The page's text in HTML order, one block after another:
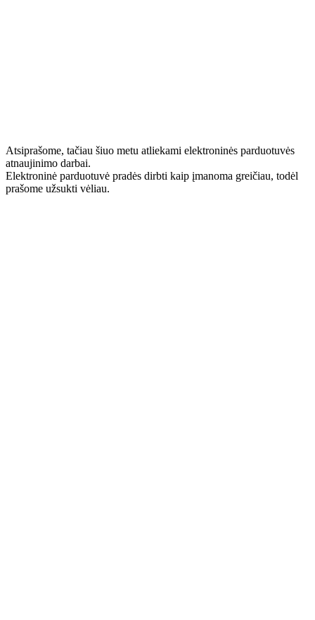
Atsiprašome, tačiau šiuo metu atliekami elektroninės parduotuvės
atnaujinimo darbai.
Elektroninė parduotuvė pradės dirbti kaip įmanoma greičiau, todėl
prašome užsukti vėliau.